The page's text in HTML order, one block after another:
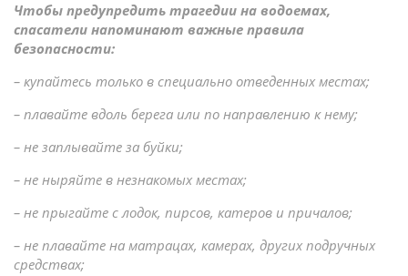
Чтобы предупредить трагедии на водоемах,
спасатели напоминают важные правила
безопасности:
– купайтесь только в специально отведенных местах;
– плавайте вдоль берега или по направлению к нему;
– не заплывайте за буйки;
– не ныряйте в незнакомых местах;
– не прыгайте с лодок, пирсов, катеров и причалов;
– не плавайте на матрацах, камерах, других подручных
средствах;